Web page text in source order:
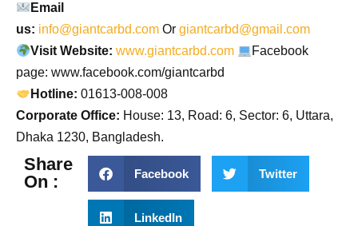
Email
us: info@giantcarbd.com Or giantcarbd@gmail.com
Visit Website: www.giantcarbd.com
Facebook
page: www.facebook.com/giantcarbd
Hotline: 01613-008-008
Corporate Office: House: 13, Road: 6, Sector: 6, Uttara,
Dhaka 1230, Bangladesh.
Share
On :
Facebook Twitter
LinkedIn